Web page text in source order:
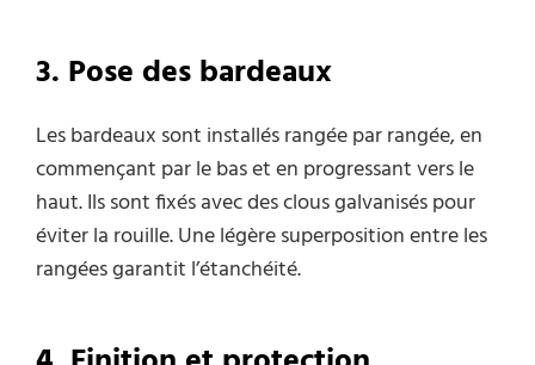
3. Pose des bardeaux
Les bardeaux sont installés rangée par rangée, en
commençant par le bas et en progressant vers le
haut. Ils sont fixés avec des clous galvanisés pour
éviter la rouille. Une légère superposition entre les
rangées garantit l’étanchéité.